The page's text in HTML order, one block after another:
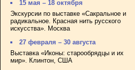
15 мая – 18 октября
Экскурсии по выставке «Сакральное и
радикальное. Красная нить русского
искусства». Москва
27 февраля – 30 августа
Выставка «Иконы: старообрядцы и их
мир». Клинтон, США